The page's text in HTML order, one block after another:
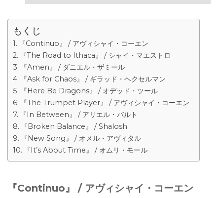
もくじ
『Continuo』 / アヴィシャイ・コーエン
『The Road to Ithaca』 / シャイ・マエストロ
『Amen』 / ダニエル・ザミール
『Ask for Chaos』 / ギラッド・ヘクセルマン
『Here Be Dragons』 / オデッド・ツール
『The Trumpet Player』 / アヴィシャイ・コーエン
『In Between』 / アリエル・バルト
『Broken Balance』 / Shalosh
『New Song』 / オメル・アヴィタル
『It’s About Time』 / オムリ・モール
『Continuo』 / アヴィシャイ・コーエン